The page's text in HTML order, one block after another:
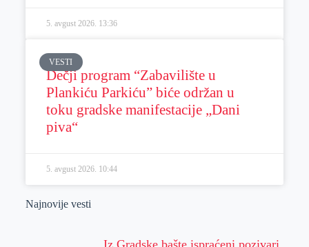
5. avgust 2026. 13:36
VESTI
Dečji program “Zabavilište u
Plankiću Parkiću” biće održan u
toku gradske manifestacije „Dani
piva“
5. avgust 2026. 10:44
Najnovije vesti
Iz Gradske bašte ispraćeni pozivari